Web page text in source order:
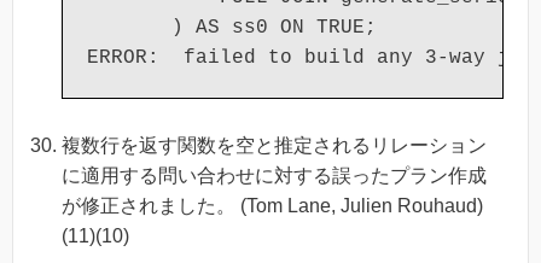
       ) AS ss0 ON TRUE;
複数行を返す関数を空と推定されるリレーション
に適用する問い合わせに対する誤ったプラン作成
が修正されました。 (Tom Lane, Julien Rouhaud)
(11)(10)